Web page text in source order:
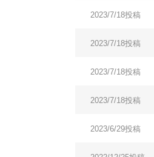
2023/7/18投稿
2023/7/18投稿
2023/7/18投稿
2023/7/18投稿
2023/6/29投稿